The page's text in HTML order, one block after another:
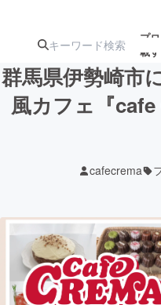
プ
載
注目の
テクノロジー・
映像・映画
群馬県伊勢崎市
風カフェ『
cafecrema